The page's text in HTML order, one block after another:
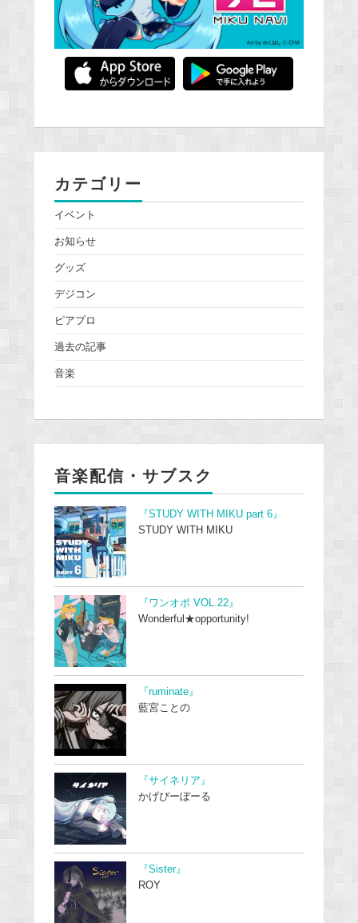
カテゴリー
イベント
お知らせ
グッズ
デジコン
ピアプロ
過去の記事
音楽
音楽配信・サブスク
『STUDY WITH MIKU part 6』
STUDY WITH MIKU
『ワンオポ VOL.22』
Wonderful★opportunity!
『ruminate』
藍宮ことの
『サイネリア』
かげぴーぼーる
『Sister』
ROY